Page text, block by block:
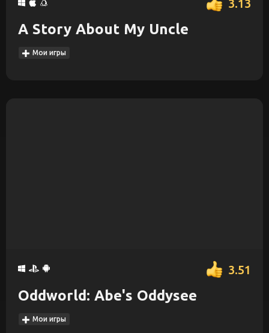
3.13
A Story About My Uncle
Мои игры
3.51
Oddworld: Abe's Oddysee
Мои игры